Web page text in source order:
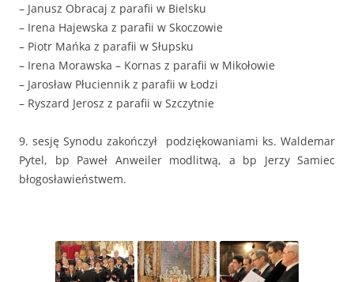
– Janusz Obracaj z parafii w Bielsku
– Irena Hajewska z parafii w Skoczowie
– Piotr Mańka z parafii w Słupsku
– Irena Morawska – Kornas z parafii w Mikołowie
– Jarosław Płuciennik z parafii w Łodzi
– Ryszard Jerosz z parafii w Szczytnie
9. sesję Synodu zakończył podziękowaniami ks. Waldemar
Pytel, bp Paweł Anweiler modlitwą, a bp Jerzy Samiec
błogosławieństwem.